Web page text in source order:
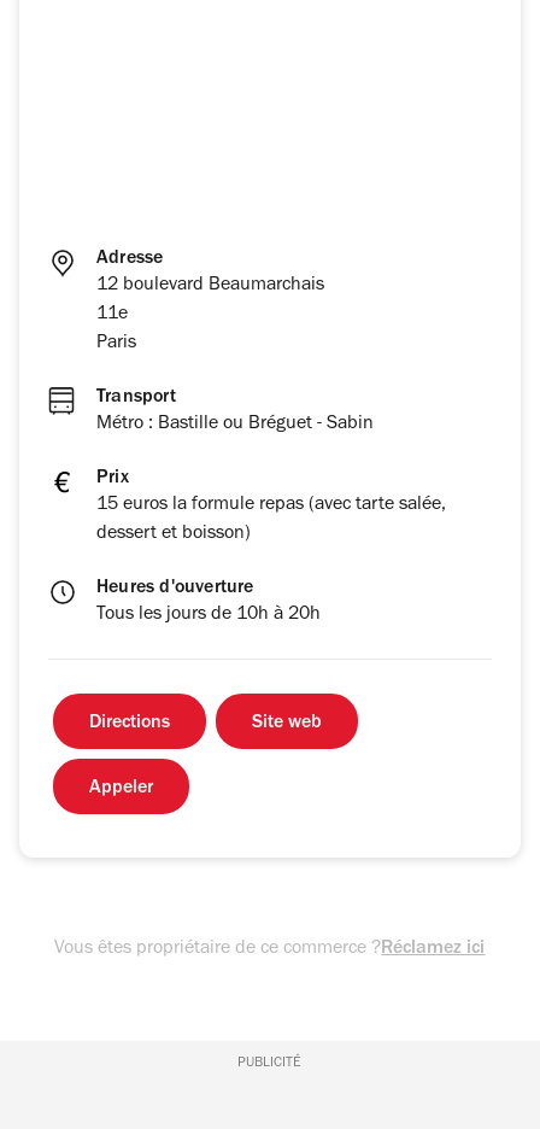
Adresse
12 boulevard Beaumarchais
11e
Paris
Transport
Métro : Bastille ou Bréguet - Sabin
Prix
15 euros la formule repas (avec tarte salée,
dessert et boisson)
Heures d'ouverture
Tous les jours de 10h à 20h
Directions Site web
Appeler
Vous êtes propriétaire de ce commerce ?Réclamez ici
PUBLICITÉ